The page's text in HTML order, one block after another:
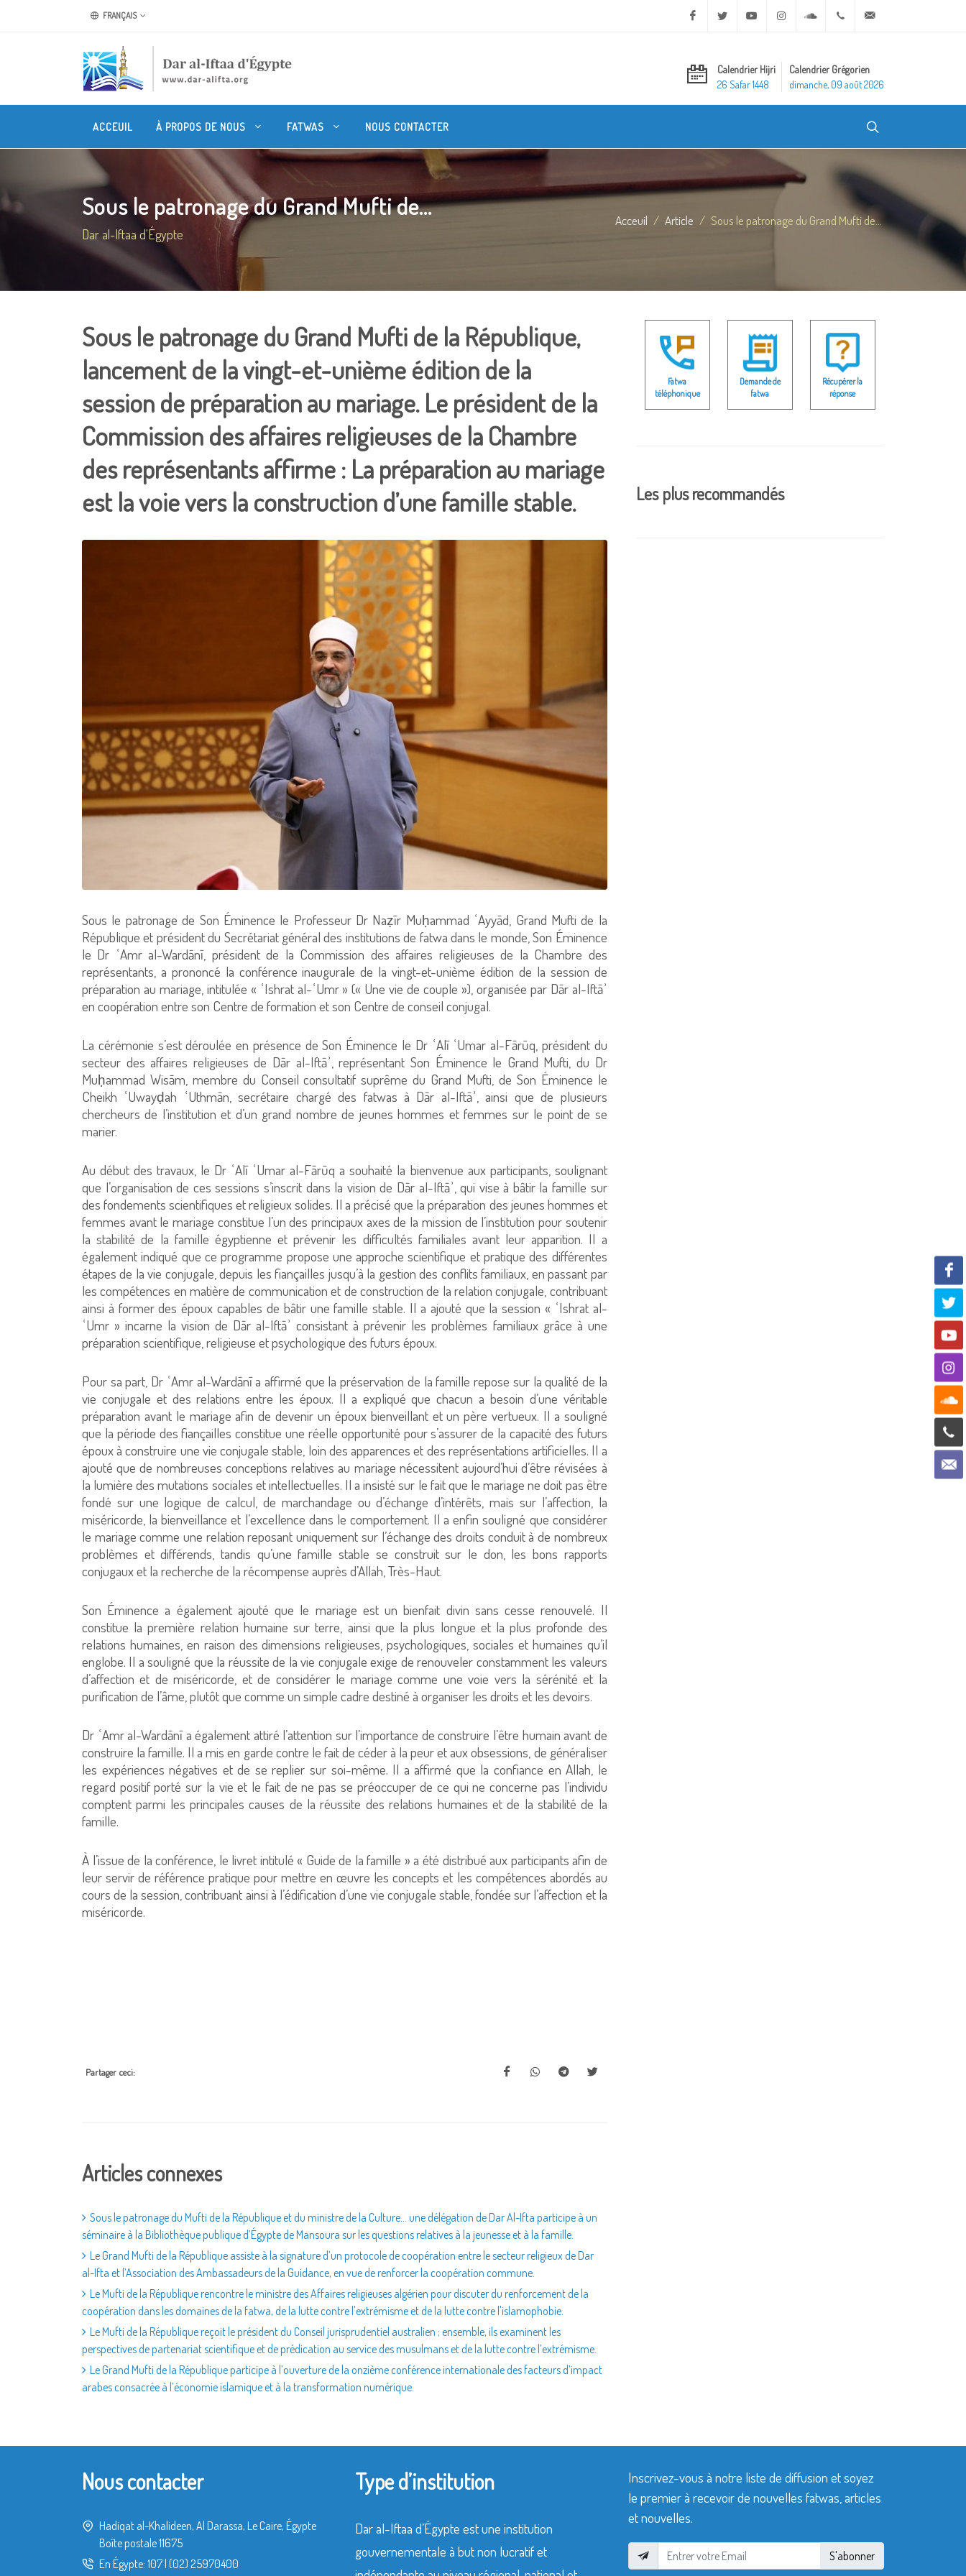
FRANÇAIS Facebook Twitter Youtube Instagram Soundcloud+20 2 25970400
Calendrier Hijri
26 Safar 1448
Calendrier Grégorien
dimanche, 09 août 2026
ACCEUIL À PROPOS DE NOUS FATWAS NOUS CONTACTER
Sous le patronage du Grand Mufti de...
Dar al-Iftaa d'Égypte
Acceuil Article Sous le patronage du Grand Mufti de...
Sous le patronage du Grand Mufti de la République,
lancement de la vingt-et-unième édition de la
session de préparation au mariage. Le président de la
Commission des affaires religieuses de la Chambre
des représentants affirme : La préparation au mariage
est la voie vers la construction d’une famille stable.
Sous le patronage de Son Éminence le Professeur Dr Naẓīr Muḥammad ʿAyyād, Grand Mufti de la
République et président du Secrétariat général des institutions de fatwa dans le monde, Son Éminence
le Dr ʿAmr al-Wardānī, président de la Commission des affaires religieuses de la Chambre des
représentants, a prononcé la conférence inaugurale de la vingt-et-unième édition de la session de
préparation au mariage, intitulée « ʿIshrat al-ʿUmr » (« Une vie de couple »), organisée par Dār al-Iftāʾ
en coopération entre son Centre de formation et son Centre de conseil conjugal.
La cérémonie s’est déroulée en présence de Son Éminence le Dr ʿAlī ʿUmar al-Fārūq, président du
secteur des affaires religieuses de Dār al-Iftāʾ, représentant Son Éminence le Grand Mufti, du Dr
Muḥammad Wisām, membre du Conseil consultatif suprême du Grand Mufti, de Son Éminence le
Cheikh ʿUwayḍah ʿUthmān, secrétaire chargé des fatwas à Dār al-Iftāʾ, ainsi que de plusieurs
chercheurs de l’institution et d’un grand nombre de jeunes hommes et femmes sur le point de se
marier.
Au début des travaux, le Dr ʿAlī ʿUmar al-Fārūq a souhaité la bienvenue aux participants, soulignant
que l’organisation de ces sessions s’inscrit dans la vision de Dār al-Iftāʾ, qui vise à bâtir la famille sur
des fondements scientifiques et religieux solides. Il a précisé que la préparation des jeunes hommes et
femmes avant le mariage constitue l’un des principaux axes de la mission de l’institution pour soutenir
la stabilité de la famille égyptienne et prévenir les difficultés familiales avant leur apparition. Il a
également indiqué que ce programme propose une approche scientifique et pratique des différentes
étapes de la vie conjugale, depuis les fiançailles jusqu’à la gestion des conflits familiaux, en passant par
les compétences en matière de communication et de construction de la relation conjugale, contribuant
ainsi à former des époux capables de bâtir une famille stable. Il a ajouté que la session « ʿIshrat al-
ʿUmr » incarne la vision de Dār al-Iftāʾ consistant à prévenir les problèmes familiaux grâce à une
préparation scientifique, religieuse et psychologique des futurs époux.
Pour sa part, Dr ʿAmr al-Wardānī a affirmé que la préservation de la famille repose sur la qualité de la
vie conjugale et des relations entre les époux. Il a expliqué que chacun a besoin d’une véritable
préparation avant le mariage afin de devenir un époux bienveillant et un père vertueux. Il a souligné
que la période des fiançailles constitue une réelle opportunité pour s’assurer de la capacité des futurs
époux à construire une vie conjugale stable, loin des apparences et des représentations artificielles. Il a
ajouté que de nombreuses conceptions relatives au mariage nécessitent aujourd’hui d’être révisées à
la lumière des mutations sociales et intellectuelles. Il a insisté sur le fait que le mariage ne doit pas être
fondé sur une logique de calcul, de marchandage ou d’échange d’intérêts, mais sur l’affection, la
miséricorde, la bienveillance et l’excellence dans le comportement. Il a enfin souligné que considérer
le mariage comme une relation reposant uniquement sur l’échange des droits conduit à de nombreux
problèmes et différends, tandis qu’une famille stable se construit sur le don, les bons rapports
conjugaux et la recherche de la récompense auprès d’Allah, Très-Haut.
Son Éminence a également ajouté que le mariage est un bienfait divin sans cesse renouvelé. Il
constitue la première relation humaine sur terre, ainsi que la plus longue et la plus profonde des
relations humaines, en raison des dimensions religieuses, psychologiques, sociales et humaines qu’il
englobe. Il a souligné que la réussite de la vie conjugale exige de renouveler constamment les valeurs
d’affection et de miséricorde, et de considérer le mariage comme une voie vers la sérénité et la
purification de l’âme, plutôt que comme un simple cadre destiné à organiser les droits et les devoirs.
Dr ʿAmr al-Wardānī a également attiré l’attention sur l’importance de construire l’être humain avant de
construire la famille. Il a mis en garde contre le fait de céder à la peur et aux obsessions, de généraliser
les expériences négatives et de se replier sur soi-même. Il a affirmé que la confiance en Allah, le
regard positif porté sur la vie et le fait de ne pas se préoccuper de ce qui ne concerne pas l’individu
comptent parmi les principales causes de la réussite des relations humaines et de la stabilité de la
famille.
À l’issue de la conférence, le livret intitulé « Guide de la famille » a été distribué aux participants afin de
leur servir de référence pratique pour mettre en œuvre les concepts et les compétences abordés au
cours de la session, contribuant ainsi à l’édification d’une vie conjugale stable, fondée sur l’affection et la
miséricorde.
Partager ceci:
Articles connexes
Sous le patronage du Mufti de la République et du ministre de la Culture… une délégation de Dar Al-Ifta participe à un
séminaire à la Bibliothèque publique d’Égypte de Mansoura sur les questions relatives à la jeunesse et à la famille.
Le Grand Mufti de la République assiste à la signature d’un protocole de coopération entre le secteur religieux de Dar
al-Ifta et l’Association des Ambassadeurs de la Guidance, en vue de renforcer la coopération commune.
Le Mufti de la République rencontre le ministre des Affaires religieuses algérien pour discuter du renforcement de la
coopération dans les domaines de la fatwa, de la lutte contre l'extrémisme et de la lutte contre l'islamophobie.
Le Mufti de la République reçoit le président du Conseil jurisprudentiel australien ; ensemble, ils examinent les
perspectives de partenariat scientifique et de prédication au service des musulmans et de la lutte contre l’extrémisme.
Le Grand Mufti de la République participe à l’ouverture de la onzième conférence internationale des facteurs d’impact
arabes consacrée à l’économie islamique et à la transformation numérique.
Fatwa
téléphonique
Demande de
fatwa
Récupérer la
réponse
Les plus recommandés
Nous contacter
Hadiqat al-Khalideen, Al Darassa, Le Caire, Égypte
Boîte postale 11675
En Égypte: 107| (02) 25970400
Type d’institution
Dar al-Iftaa d’Égypte est une institution
gouvernementale à but non lucratif et
Inscrivez-vous à notre liste de diffusion et soyez
le premier à recevoir de nouvelles fatwas, articles
et nouvelles.
S'abonner